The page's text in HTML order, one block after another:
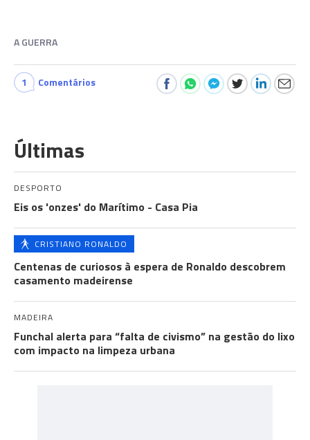
A GUERRA
1 Comentários
Últimas
DESPORTO
Eis os 'onzes' do Marítimo - Casa Pia
CRISTIANO RONALDO
Centenas de curiosos à espera de Ronaldo descobrem
casamento madeirense
MADEIRA
Funchal alerta para “falta de civismo” na gestão do lixo
com impacto na limpeza urbana